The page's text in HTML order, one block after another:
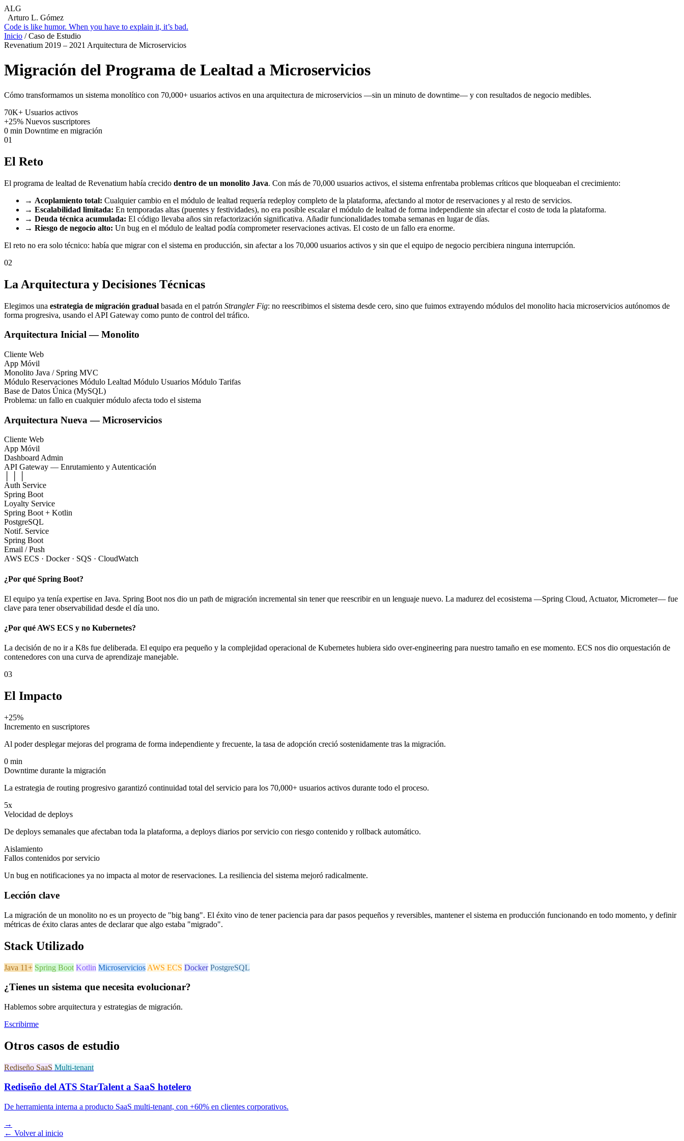
ALG
Arturo L. Gómez
Code is like humor. When you have to explain it, it’s bad.
Inicio / Caso de Estudio
Revenatium 2019 – 2021 Arquitectura de Microservicios
Migración del Programa de Lealtad a Microservicios
Cómo transformamos un sistema monolítico con 70,000+ usuarios activos en una arquitectura de microservicios —sin un minuto de downtime— y con resultados de negocio medibles.
70K+ Usuarios activos
+25% Nuevos suscriptores
0 min Downtime en migración
01
El Reto
El programa de lealtad de Revenatium había crecido dentro de un monolito Java. Con más de 70,000 usuarios activos, el sistema enfrentaba problemas críticos que bloqueaban el crecimiento:
→ Acoplamiento total: Cualquier cambio en el módulo de lealtad requería redeploy completo de la plataforma, afectando al motor de reservaciones y al resto de servicios.
→ Escalabilidad limitada: En temporadas altas (puentes y festividades), no era posible escalar el módulo de lealtad de forma independiente sin afectar el costo de toda la plataforma.
→ Deuda técnica acumulada: El código llevaba años sin refactorización significativa. Añadir funcionalidades tomaba semanas en lugar de días.
→ Riesgo de negocio alto: Un bug en el módulo de lealtad podía comprometer reservaciones activas. El costo de un fallo era enorme.
El reto no era solo técnico: había que migrar con el sistema en producción, sin afectar a los 70,000 usuarios activos y sin que el equipo de negocio percibiera ninguna interrupción.
02
La Arquitectura y Decisiones Técnicas
Elegimos una estrategia de migración gradual basada en el patrón Strangler Fig: no reescribimos el sistema desde cero, sino que fuimos extrayendo módulos del monolito hacia microservicios autónomos de
forma progresiva, usando el API Gateway como punto de control del tráfico.
Arquitectura Inicial — Monolito
Cliente Web
App Móvil
Monolito Java / Spring MVC
Módulo Reservaciones Módulo Lealtad Módulo Usuarios Módulo Tarifas
Base de Datos Única (MySQL)
Problema: un fallo en cualquier módulo afecta todo el sistema
Arquitectura Nueva — Microservicios
Cliente Web
App Móvil
Dashboard Admin
API Gateway — Enrutamiento y Autenticación
Auth Service
Spring Boot
Loyalty Service
Spring Boot + Kotlin
PostgreSQL
Notif. Service
Spring Boot
Email / Push
AWS ECS · Docker · SQS · CloudWatch
¿Por qué Spring Boot?
El equipo ya tenía expertise en Java. Spring Boot nos dio un path de migración incremental sin tener que reescribir en un lenguaje nuevo. La madurez del ecosistema —Spring Cloud, Actuator, Micrometer— fue
clave para tener observabilidad desde el día uno.
¿Por qué AWS ECS y no Kubernetes?
La decisión de no ir a K8s fue deliberada. El equipo era pequeño y la complejidad operacional de Kubernetes hubiera sido over-engineering para nuestro tamaño en ese momento. ECS nos dio orquestación de
contenedores con una curva de aprendizaje manejable.
03
El Impacto
+25%
Incremento en suscriptores
Al poder desplegar mejoras del programa de forma independiente y frecuente, la tasa de adopción creció sostenidamente tras la migración.
0 min
Downtime durante la migración
La estrategia de routing progresivo garantizó continuidad total del servicio para los 70,000+ usuarios activos durante todo el proceso.
5x
Velocidad de deploys
De deploys semanales que afectaban toda la plataforma, a deploys diarios por servicio con riesgo contenido y rollback automático.
Aislamiento
Fallos contenidos por servicio
Un bug en notificaciones ya no impacta al motor de reservaciones. La resiliencia del sistema mejoró radicalmente.
Lección clave
La migración de un monolito no es un proyecto de "big bang". El éxito vino de tener paciencia para dar pasos pequeños y reversibles, mantener el sistema en producción funcionando en todo momento, y definir
métricas de éxito claras antes de declarar que algo estaba "migrado".
Stack Utilizado
Java 11+ Spring Boot Kotlin Microservicios AWS ECS Docker PostgreSQL
¿Tienes un sistema que necesita evolucionar?
Hablemos sobre arquitectura y estrategias de migración.
Escribirme
Otros casos de estudio
Rediseño SaaS Multi-tenant
Rediseño del ATS StarTalent a SaaS hotelero
De herramienta interna a producto SaaS multi-tenant, con +60% en clientes corporativos.
→
← Volver al inicio